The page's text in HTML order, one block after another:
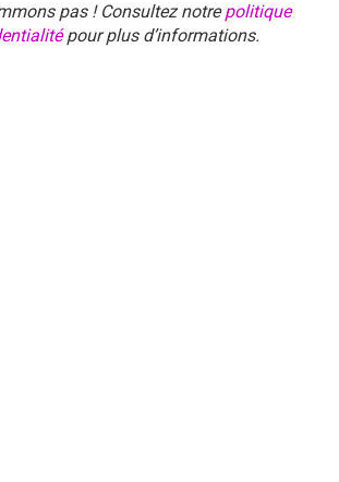
pas ! Consultez notrepolitique
pour plus d’informations.